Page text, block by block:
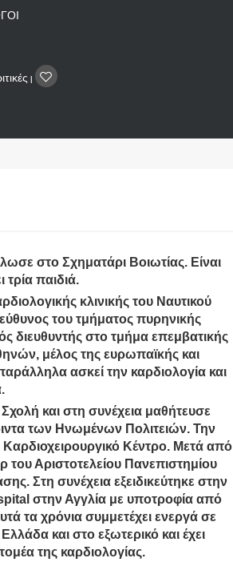
ΠΛΑΣΤΙΚΟΣ ΧΕΙΡΟΥΡΓΟΣ
ΑΜΠΕΛΟΚΗΠΟΙ ΑΤΤΙΚΗ
ΠΑΠΑΔΟΠΟΥΛΟΥ ΠΗΝΕΛΟΠΗ
ΦΑΡΜΑΚΕΙΟ ΛΑΚΑΤΑΝΕΙΑ
στο Σχηματάρι Βοιωτίας. Είναι
τρία παιδιά.
κλινικής του Ναυτικού
του τμήματος πυρηνικής
διευθυντής στο τμήμα επεμβατικής
μέλος της ευρωπαϊκής και
ασκεί την καρδιολογία και
και στη συνέχεια μαθήτευσε
των Ηνωμένων Πολιτειών. Την
Κέντρο. Μετά από
Αριστοτελείου Πανεπιστημίου
Στη συνέχεια εξειδικεύτηκε στην
στην Αγγλία με υποτροφία από
τα χρόνια συμμετέχει ενεργά σε
και στο εξωτερικό και έχει
της καρδιολογίας.